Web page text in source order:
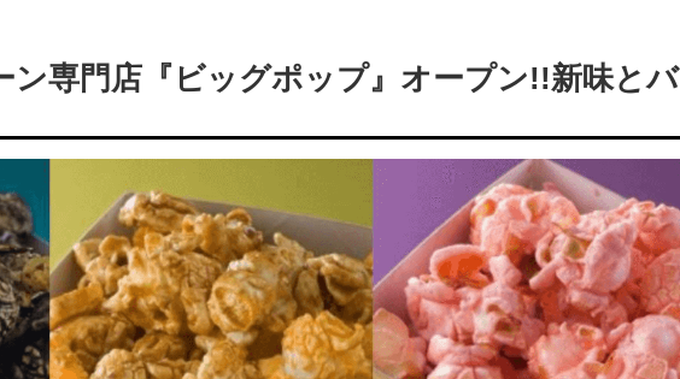
ン専門店『ビッグポップ』オープン!!新味とバ